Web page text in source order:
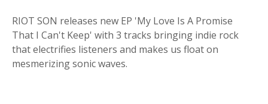
RIOT SON releases new EP 'My Love Is A Promise
That I Can't Keep' with 3 tracks bringing indie rock
that electrifies listeners and makes us float on
mesmerizing sonic waves.